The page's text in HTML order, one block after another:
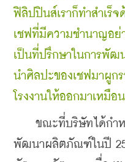
ฟิลิปปินส์เราก็ทำสำเร็
เชฟที่มีความชำนาญอย่
เป็นที่ปรึกษาในการพัฒ
นำศิลปะของเชฟมาผูกร
โรงงานให้ออกมาเหมือ
ขณะที่บริษัทได้กำหน
พัฒนาผลิตภัณฑ์ในปี